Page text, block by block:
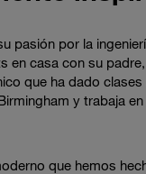
pasión por la
en casa con su
que ha dado
y trabaja
que hemos